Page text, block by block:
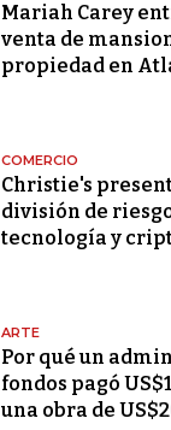
Mariah Carey
venta de
propiedad en
COMERCIO
Christie's
división de
tecnología y
ARTE
Por qué un
fondos pagó
una obra de